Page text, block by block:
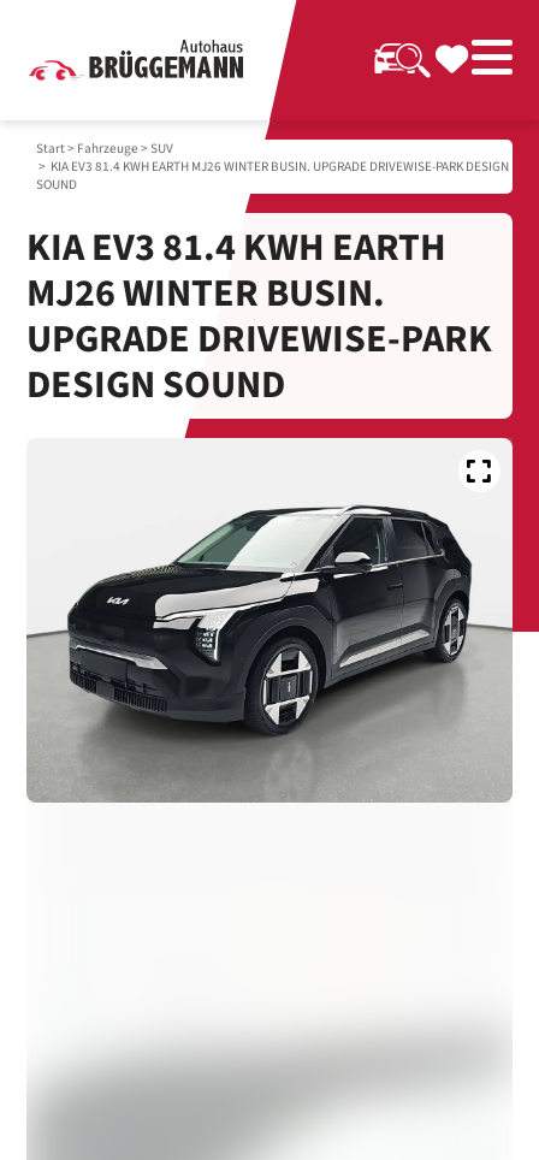
Start> Fahrzeuge > SUV
> KIA EV3 81.4 KWH EARTH MJ26 WINTER BUSIN. UPGRADE DRIVEWISE-PARK DESIGN
SOUND
KIA EV3 81.4 KWH EARTH
MJ26 WINTER BUSIN.
UPGRADE DRIVEWISE-PARK
DESIGN SOUND